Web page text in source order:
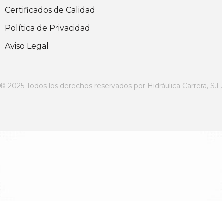
Certificados de Calidad
Política de Privacidad
Aviso Legal
© 2025 Todos los derechos reservados por Hidráulica Carrera, S.L.